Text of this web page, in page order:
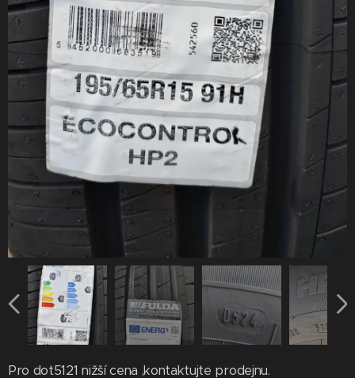
Pro dot5121 nižší cena ,kontaktujte prodejnu.